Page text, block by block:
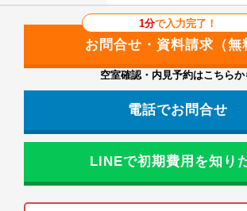
1分で入力完了！
空室確認・内見予約はこちらか
電話でお問合せ
LINEで初期費用を知り